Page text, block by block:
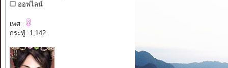
ออฟไลน์
เพศ:
กระทู้: 1,142